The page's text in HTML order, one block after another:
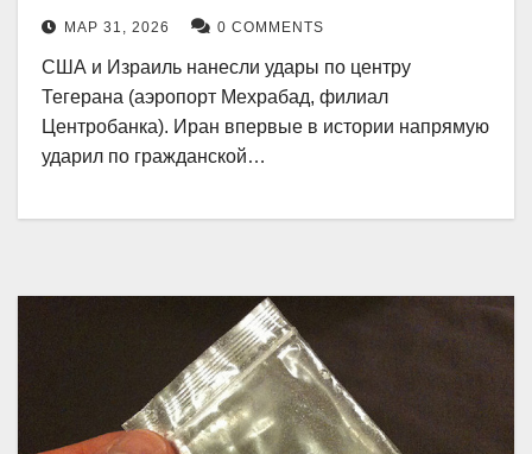
МАР 31, 2026 0 COMMENTS
США и Израиль нанесли удары по центру
Тегерана (аэропорт Мехрабад, филиал
Центробанка). Иран впервые в истории напрямую
ударил по гражданской…